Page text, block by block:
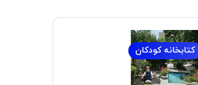
کتابخانه کودکان